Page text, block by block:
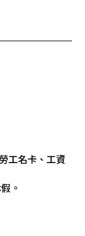
工名卡、工資
。